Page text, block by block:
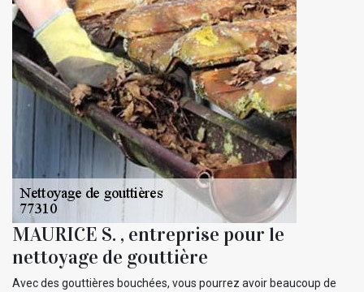
MAURICE S. , entreprise pour le
nettoyage de gouttière
Avec des gouttières bouchées, vous pourrez avoir beaucoup de